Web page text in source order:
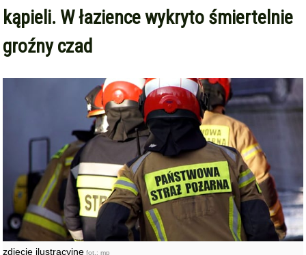
kąpieli. W łazience wykryto śmiertelnie
groźny czad
zdjęcie ilustracyjne fot.: mp